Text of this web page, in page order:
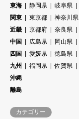
東海
静岡県 岐阜県
関東
東京都 神奈川県
近畿
京都府 奈良県
中国
広島県 岡山県
四国
愛媛県 徳島県
九州
福岡県 佐賀県
沖縄
離島
カテゴリー